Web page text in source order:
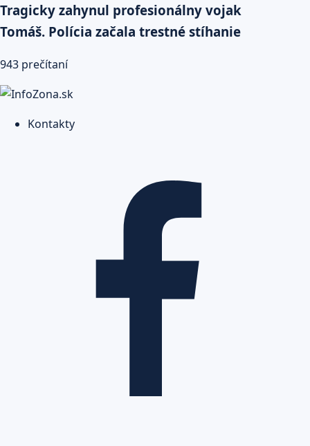
Tragicky zahynul profesionálny vojak
Tomáš. Polícia začala trestné stíhanie
943 prečítaní
Kontakty